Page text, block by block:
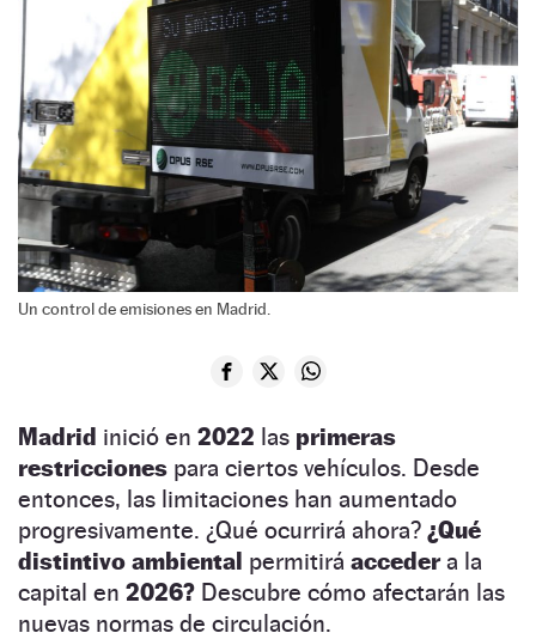
Un control de emisiones en Madrid.
Madrid inició en 2022 las primeras
restricciones para ciertos vehículos. Desde
entonces, las limitaciones han aumentado
progresivamente. ¿Qué ocurrirá ahora? ¿Qué
distintivo ambiental permitirá accedera la
capital en 2026? Descubre cómo afectarán las
nuevas normas de circulación.